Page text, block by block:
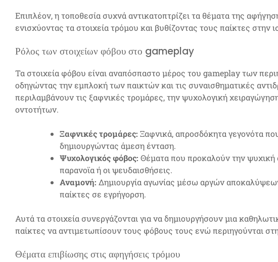
Επιπλέον, η τοποθεσία συχνά αντικατοπτρίζει τα θέματα της
ενισχύοντας τα στοιχεία τρόμου και βυθίζοντας τους παίκτες στην
Ρόλος των στοιχείων φόβου στο gameplay
Τα στοιχεία φόβου είναι αναπόσπαστο μέρος του gameplay των
οδηγώντας την εμπλοκή των παικτών και τις συναισθηματικές
περιλαμβάνουν τις ξαφνικές τρομάρες, την ψυχολογική
οντοτήτων.
Ξαφνικές τρομάρες: Ξαφνικά, απροσδόκητα γεγονότα
δημιουργώντας άμεση ένταση.
Ψυχολογικός φόβος: Θέματα που προκαλούν την
παρανοϊα ή οι ψευδαισθήσεις.
Αναμονή: Δημιουργία αγωνίας μέσω αργών
παίκτες σε εγρήγορση.
Αυτά τα στοιχεία συνεργάζονται για να δημιουργήσουν μια
παίκτες να αντιμετωπίσουν τους φόβους τους ενώ περιηγούνται
Θέματα επιβίωσης στις αφηγήσεις τρόμου